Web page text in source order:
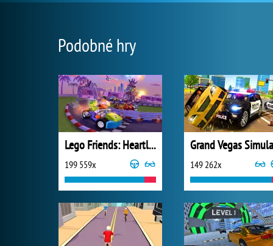
Podobné hry
Lego Friends: Heartlake Rush
199 559x 149 262x